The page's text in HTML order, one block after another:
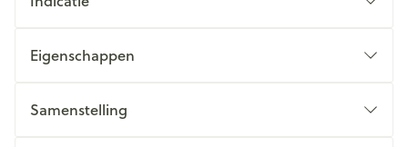
Eigenschappen
Samenstelling